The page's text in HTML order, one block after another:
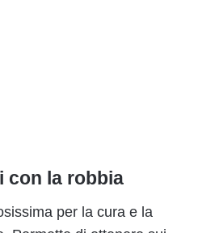
con la robbia
per la cura e la